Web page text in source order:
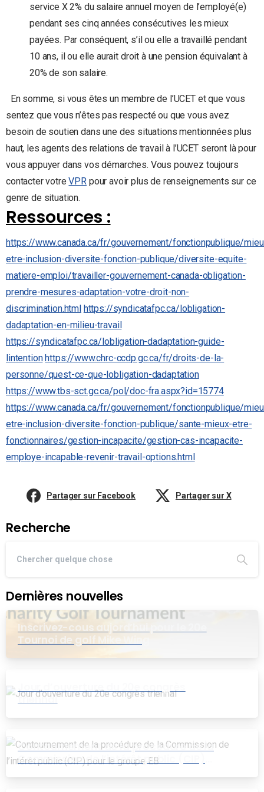
service X 2% du salaire annuel moyen de l’employé(e)
pendant ses cinq années consécutives les mieux
payées. Par conséquent, s’il ou elle a travaillé pendant
10 ans, il ou elle aurait droit à une pension équivalant à
20% de son salaire.
En somme, si vous êtes un membre de l’UCET et que vous
sentez que vous n’êtes pas respecté ou que vous avez
besoin de soutien dans une des situations mentionnées plus
haut, les agents des relations de travail à l’UCET seront là pour
vous appuyer dans vos démarches. Vous pouvez toujours
contacter votreVPRpour avoir plus de renseignements sur ce
genre de situation.
Ressources :
https://www.canada.ca/fr/gouvernement/fonctionpublique/
etre-inclusion-diversite-fonction-publique/diversite-equite-
matiere-emploi/travailler-gouvernement-canada-obligation-
prendre-mesures-adaptation-votre-droit-non-
discrimination.html https://syndicatafpc.ca/lobligation-
dadaptation-en-milieu-travail
https://syndicatafpc.ca/lobligation-dadaptation-guide-
lintention https://www.chrc-ccdp.gc.ca/fr/droits-de-la-
personne/quest-ce-que-lobligation-dadaptation
https://www.tbs-sct.gc.ca/pol/doc-fra.aspx?id=15774
https://www.canada.ca/fr/gouvernement/fonctionpublique/
etre-inclusion-diversite-fonction-publique/sante-mieux-etre-
fonctionnaires/gestion-incapacite/gestion-cas-incapacite-
employe-incapable-revenir-travail-options.html
Partager sur Facebook Partager sur X
Recherche
Dernières nouvelles
Inscrivez-cous aujord’hui pour le 20e
Tournoi de golf Mike Wing
Jour d’ouverture du 20e congrès
triennal
Contournement de la procédure de la
Commission de l’intérêt public (CIP)
pour le groupe EB